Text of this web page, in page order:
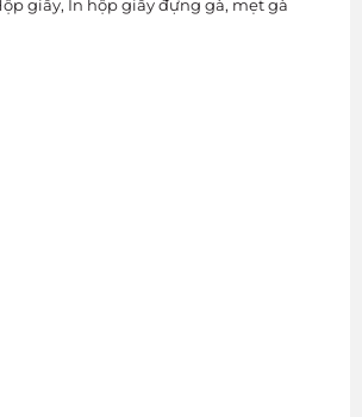
giấy, In hộp giấy đựng gà, mẹt gà